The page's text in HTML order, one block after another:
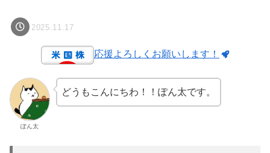
2025.11.17
応援よろしくお願いします！
ぽん太
どうもこんにちわ！！ぽん太です。